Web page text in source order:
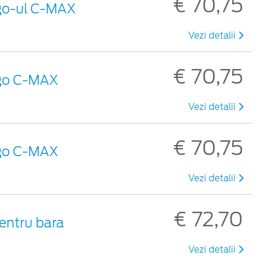
ul C-MAX € 70,75
Vezi detalii
C-MAX € 70,75
Vezi detalii
C-MAX € 70,75
Vezi detalii
bara € 72,70
Vezi detalii